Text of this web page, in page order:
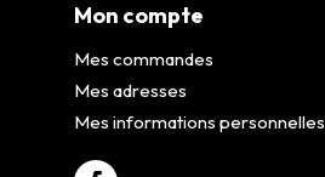
Mon compte
Mes commandes
Mes adresses
Mes informations personnelles